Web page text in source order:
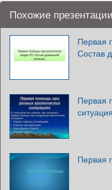
Похожие
Первая
Состав
Первая
Первая